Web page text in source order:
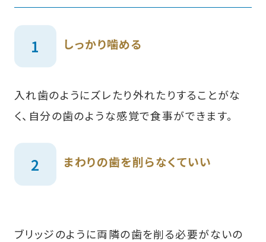
しっかり噛める
入れ歯のようにズレたり外れたりすることがな
く、自分の歯のような感覚で食事ができます。
まわりの歯を削らなくていい
ブリッジのように両隣の歯を削る必要がないの